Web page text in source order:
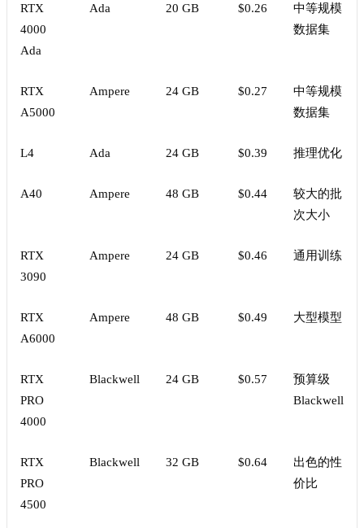
RTX
4000
Ada
Ada 20 GB $0.26
中等规模
数据集
RTX
A5000
Ampere 24 GB $0.27
中等规模
数据集
L4 Ada 24 GB $0.39 推理优化
A40 Ampere 48 GB $0.44
较大的批
次大小
RTX
3090
Ampere 24 GB $0.46 通用训练
RTX
A6000
Ampere 48 GB $0.49 大型模型
RTX
PRO
4000
Blackwell 24 GB $0.57
预算级
Blackwell
RTX
PRO
4500
Blackwell 32 GB $0.64
出色的性
价比